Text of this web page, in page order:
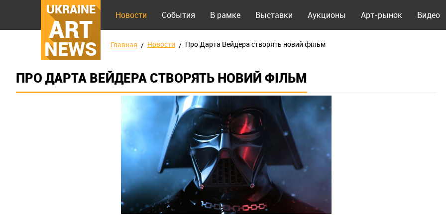
UKRAINE
ART
NEWS
Новости События В рамке Выставки Аукционы Арт-рынок Видео
Главная Новости Про Дарта Вейдера створять новий фільм
ПРО ДАРТА ВЕЙДЕРА СТВОРЯТЬ НОВИЙ ФІЛЬМ